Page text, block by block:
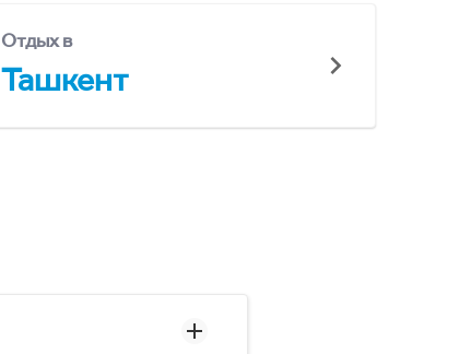
Отдых в
Ташкент